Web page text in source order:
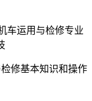
修基本知识和操作